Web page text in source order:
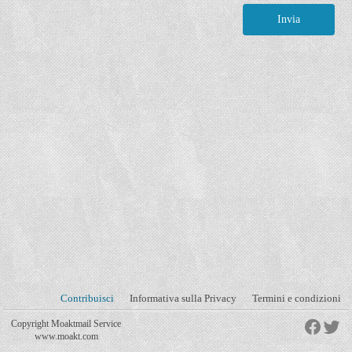
Termini e condizioni
Informativa sulla Privacy
Contribuisci
Copyright Moaktmail Service
www.moakt.com